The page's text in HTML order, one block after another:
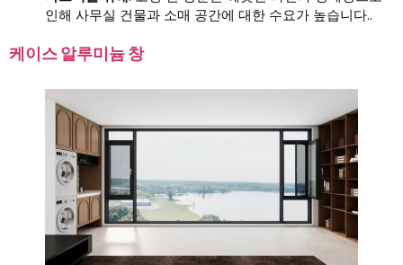
인해 사무실 건물과 소매 공간에 대한 수요가 높습니다..
케이스 알루미늄 창